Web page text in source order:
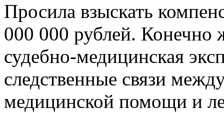
Просила взыскать
000 000 рублей. Конечно
судебно-медицинская
следственные связи
медицинской помощи и